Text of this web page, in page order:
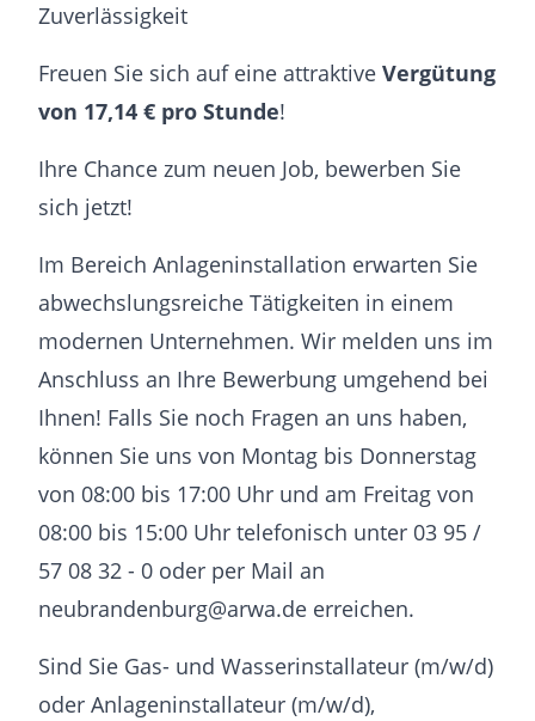
Zuverlässigkeit
Freuen Sie sich auf eine attraktive Vergütung
von 17,14 € pro Stunde!
Ihre Chance zum neuen Job, bewerben Sie
sich jetzt!
Im Bereich Anlageninstallation erwarten Sie
abwechslungsreiche Tätigkeiten in einem
modernen Unternehmen. Wir melden uns im
Anschluss an Ihre Bewerbung umgehend bei
Ihnen! Falls Sie noch Fragen an uns haben,
können Sie uns von Montag bis Donnerstag
von 08:00 bis 17:00 Uhr und am Freitag von
08:00 bis 15:00 Uhr telefonisch unter 03 95 /
57 08 32 - 0 oder per Mail an
neubrandenburg@arwa.de erreichen.
Sind Sie Gas- und Wasserinstallateur (m/w/d)
oder Anlageninstallateur (m/w/d),